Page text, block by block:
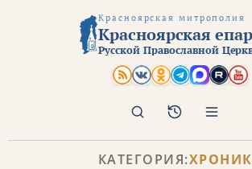
Красноярская митрополия
Красноярская
Русской Православной
Архив
Поиск
КАТЕГОРИЯ: